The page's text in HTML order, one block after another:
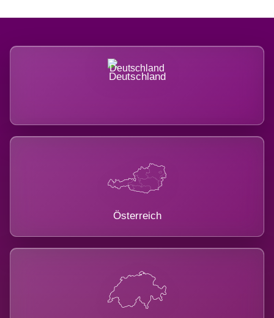
Deutschland
Österreich